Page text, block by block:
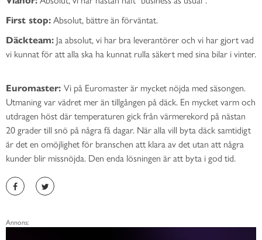
First stop:Absolut, bättre än förväntat.
Däckteam: Ja absolut, vi har bra leverantörer och vi har gjort vad
vi kunnat för att alla ska ha kunnat rulla säkert med sina bilar i vinter.
Euromaster: Vi på Euromaster är mycket nöjda med säsongen.
Utmaning var vädret mer än tillgången på däck. En mycket varm och
utdragen höst där temperaturen gick från värmerekord på nästan
20 grader till snö på några få dagar. När alla vill byta däck samtidigt
är det en omöjlighet för branschen att klara av det utan att några
kunder blir missnöjda. Den enda lösningen är att byta i god tid.
Annons: